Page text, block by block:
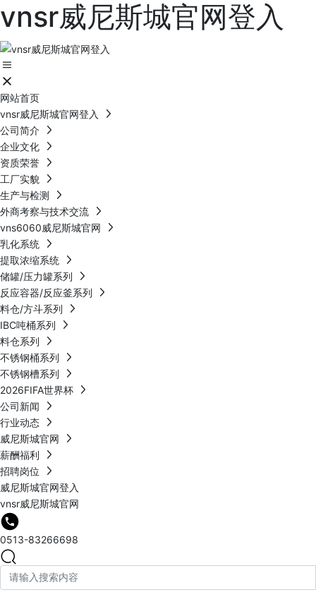
vnsr威尼斯城官网登入
网站首页
vnsr威尼斯城官网登入
公司简介
企业文化
资质荣誉
工厂实貌
生产与检测
外商考察与技术交流
vns6060威尼斯城官网
乳化系统
提取浓缩系统
储罐/压力罐系列
反应容器/反应釜系列
料仓/方斗系列
IBC吨桶系列
料仓系列
不锈钢桶系列
不锈钢槽系列
2026FIFA世界杯
公司新闻
行业动态
威尼斯城官网
薪酬福利
招聘岗位
威尼斯城官网登入
vnsr威尼斯城官网
0513-83266698